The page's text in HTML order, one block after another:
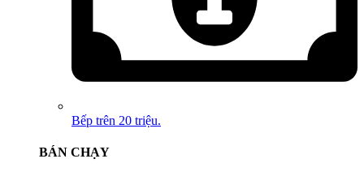
Bếp trên 20 triệu.
BÁN CHẠY